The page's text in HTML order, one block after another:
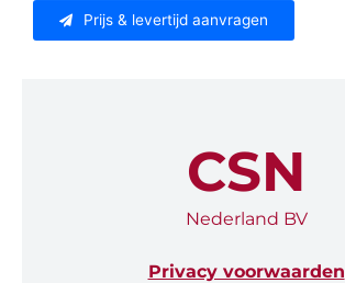
Prijs & levertijd aanvragen
CSN
Nederland BV
Privacy voorwaarden